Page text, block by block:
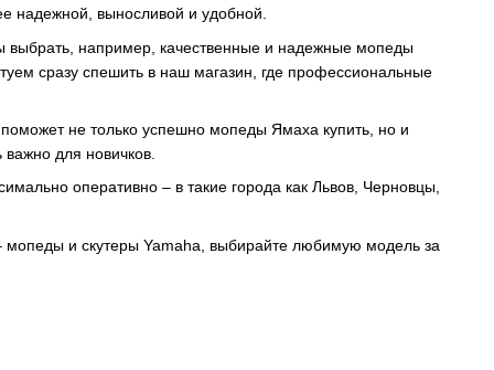
надежной, выносливой и удобной.
выбрать, например, качественные и надежные мопеды
сразу спешить в наш магазин, где профессиональные
не только успешно мопеды Ямаха купить, но и
для новичков.
оперативно – в такие города как Львов, Черновцы,
мопеды и скутеры Yamaha, выбирайте любимую модель за